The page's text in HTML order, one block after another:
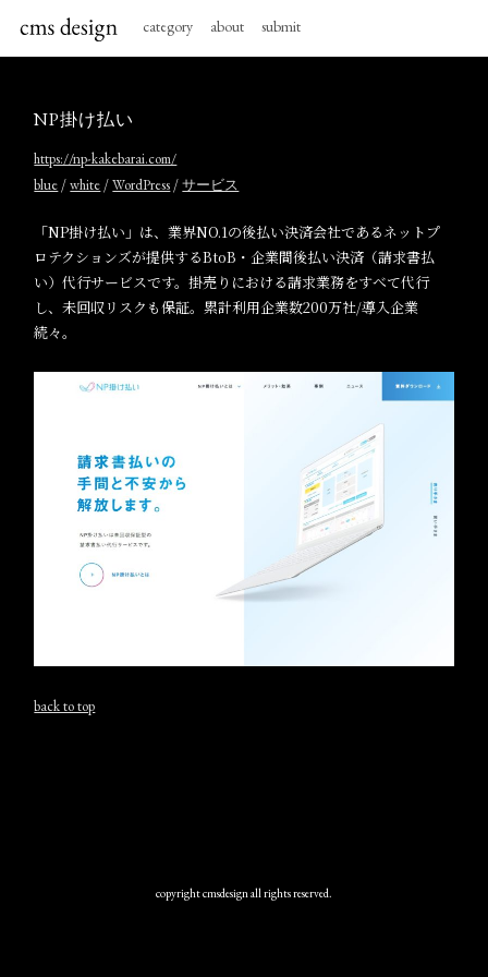
category about submit
NP掛け払い
https://np-kakebarai.com/
blue /white /WordPress /サービス
「NP掛け払い」は、業界NO.1の後払い決済会社であるネットプ
ロテクションズが提供するBtoB・企業間後払い決済（請求書払
い）代行サービスです。掛売りにおける請求業務をすべて代行
し、未回収リスクも保証。累計利用企業数200万社/導入企業
続々。
back to top
copyright cmsdesign all rights reserved.